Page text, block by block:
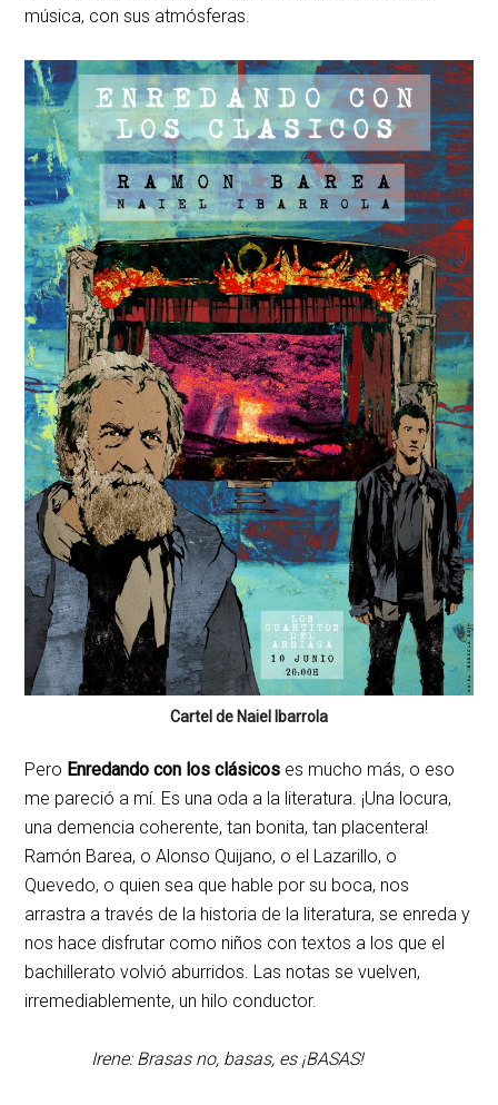
música, con sus atmósferas.
Cartel de Naiel Ibarrola
Pero Enredando con los clásicos es mucho más, o eso
me pareció a mí. Es una oda a la literatura. ¡Una locura,
una demencia coherente, tan bonita, tan placentera!
Ramón Barea, o Alonso Quijano, o el Lazarillo, o
Quevedo, o quien sea que hable por su boca, nos
arrastra a través de la historia de la literatura, se enreda y
nos hace disfrutar como niños con textos a los que el
bachillerato volvió aburridos. Las notas se vuelven,
irremediablemente, un hilo conductor.
Irene: Brasas no, basas, es ¡BASAS!